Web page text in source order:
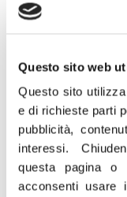
Questo sito web
Questo sito
e di richieste parti
pubblicità,
interessi.
questa pagina o
acconsenti usare
Prodi
necessario, così
in audizione.
l’ideatore
Caro
Istituire